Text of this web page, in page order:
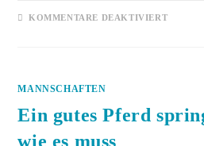
KOMMENTARE DEAKTIVIERTFÜR
MANNSCHAFTEN
Ein gutes Pferd
wie es muss